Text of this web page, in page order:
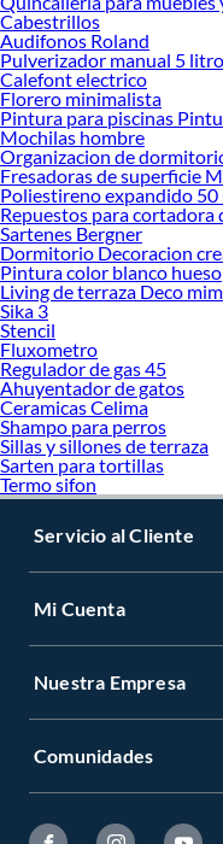
Cabestrillos
Audifonos Roland
Pulverizador manual 5
Calefont electrico
Florero minimalista
Pintura para piscinas
Mochilas hombre
Organizacion de
Fresadoras de superficie
Poliestireno expandido 50
Repuestos para cortadora
Sartenes Bergner
Dormitorio Decoracion
Pintura color blanco hueso
Living de terraza Deco
Sika 3
Stencil
Fluxometro
Regulador de gas 45
Ahuyentador de gatos
Ceramicas Celima
Shampo para perros
Sillas y sillones de terraza
Sarten para tortillas
Termo sifon
Servicio al Cliente
Mi Cuenta
Nuestra Empresa
Comunidades